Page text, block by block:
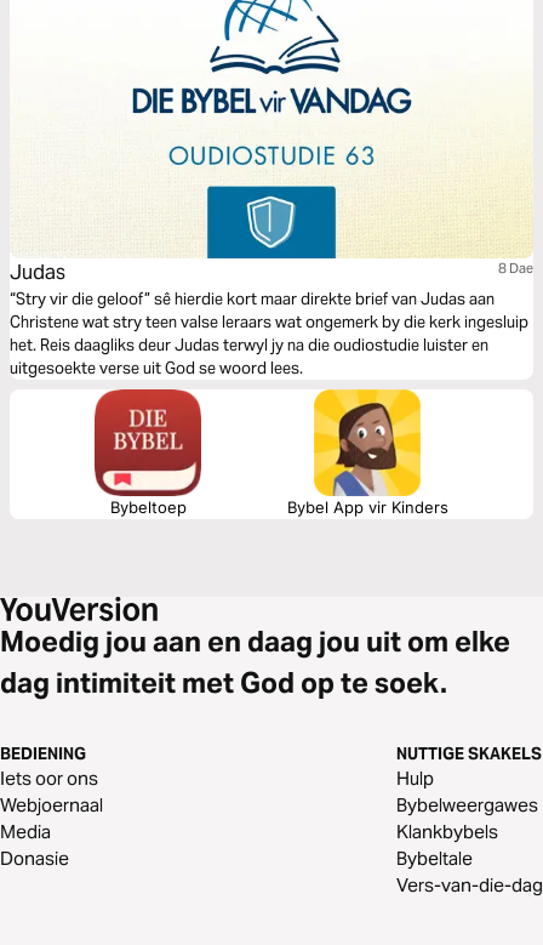
Judas 8 Dae
“Stry vir die geloof” sê hierdie kort maar direkte brief van Judas aan
Christene wat stry teen valse leraars wat ongemerk by die kerk ingesluip
het. Reis daagliks deur Judas terwyl jy na die oudiostudie luister en
uitgesoekte verse uit God se woord lees.
Bybeltoep Bybel App vir Kinders
Moedig jou aan en daag jou uit om elke
dag intimiteit met God op te soek.
BEDIENING
Iets oor ons
Webjoernaal
Media
Donasie
NUTTIGE SKAKELS
Hulp
Bybelweergawes
Klankbybels
Bybeltale
Vers-van-die-dag